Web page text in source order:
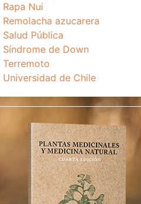
Rapa Nui
Remolacha azucarera
Salud Pública
Síndrome de Down
Terremoto
Universidad de Chile